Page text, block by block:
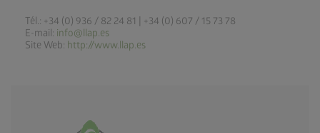
Tél.: +34 (0) 936 / 82 24 81 | +34 (0) 607 / 15 73 78
E-mail: info@llap.es
Site Web: http://www.llap.es